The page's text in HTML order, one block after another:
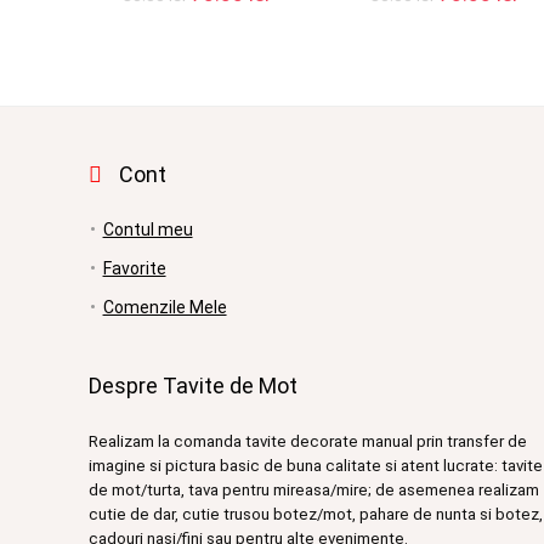
Cont
Contul meu
Favorite
Comenzile Mele
Despre Tavite de Mot
Realizam la comanda tavite decorate manual prin transfer de
imagine si pictura basic de buna calitate si atent lucrate: tavite
de mot/turta, tava pentru mireasa/mire; de asemenea realizam
cutie de dar, cutie trusou botez/mot, pahare de nunta si botez,
cadouri nasi/fini sau pentru alte evenimente.